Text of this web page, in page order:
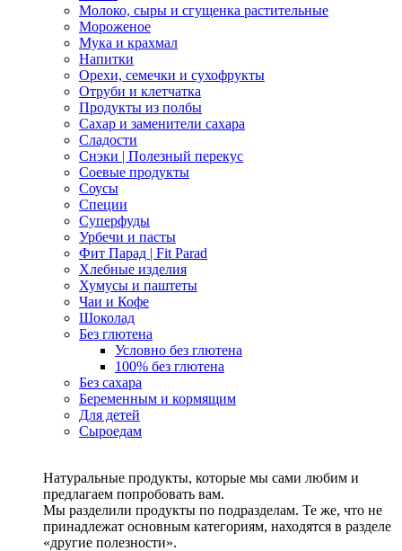
Молоко, сыры и сгущенка растительные
Мороженое
Мука и крахмал
Напитки
Орехи, семечки и сухофрукты
Отруби и клетчатка
Продукты из полбы
Сахар и заменители сахара
Сладости
Снэки | Полезный перекус
Соевые продукты
Соусы
Специи
Суперфуды
Урбечи и пасты
Фит Парад | Fit Parad
Хлебные изделия
Хумусы и паштеты
Чаи и Кофе
Шоколад
Без глютена
Условно без глютена
100% без глютена
Без сахара
Беременным и кормящим
Для детей
Сыроедам
Натуральные продукты, которые мы сами любим и
предлагаем попробовать вам.
Мы разделили продукты по подразделам. Те же, что не
принадлежат основным категориям, находятся в разделе
«другие полезности».